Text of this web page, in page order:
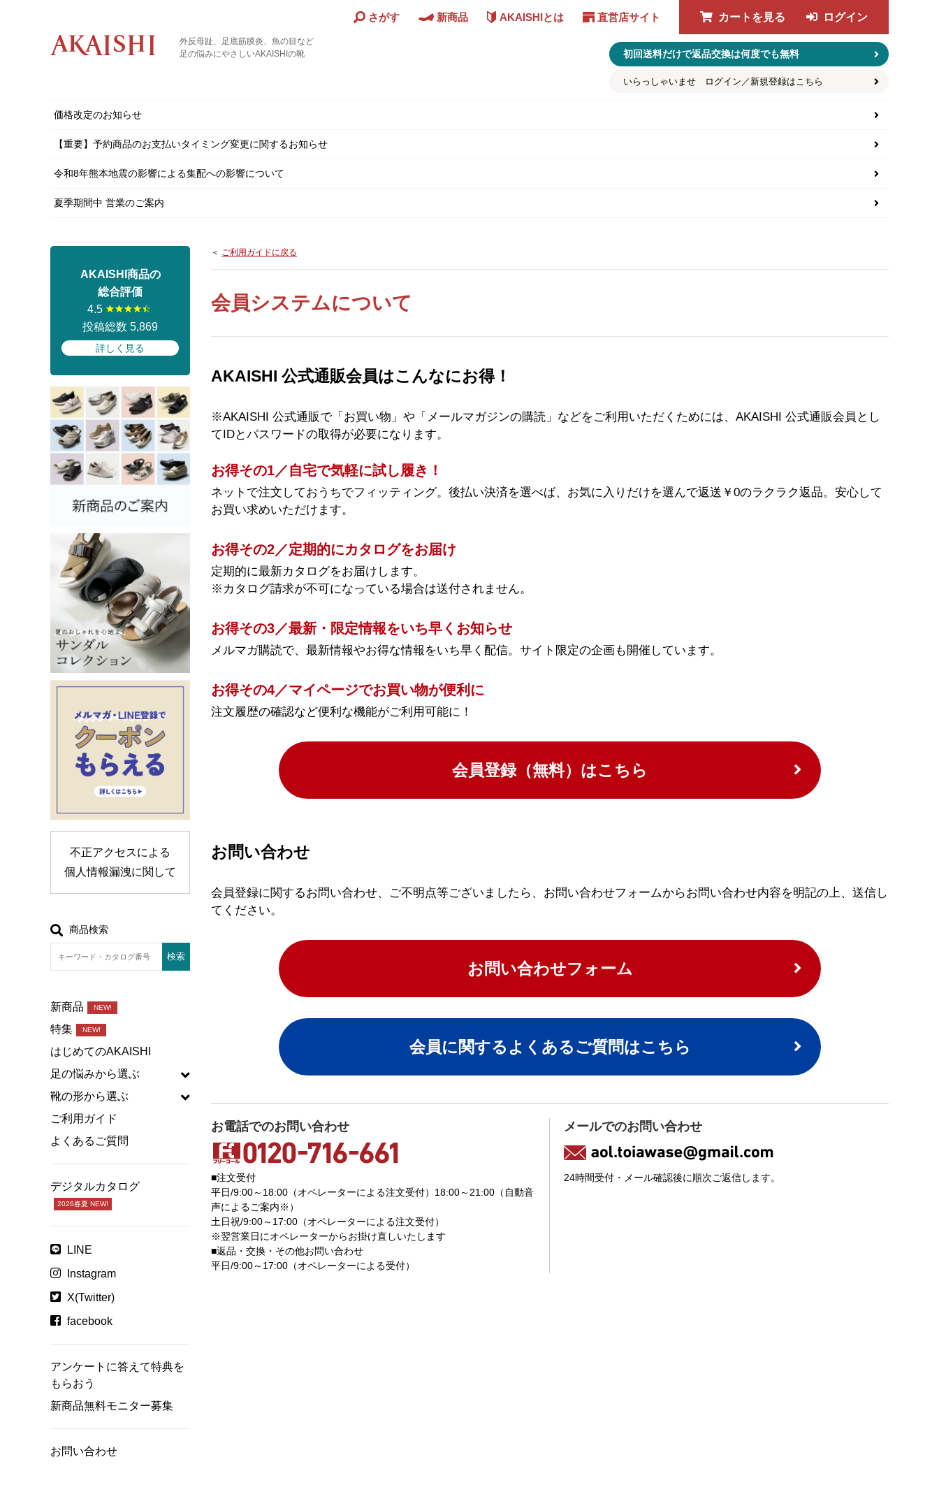
外反母趾、足底筋膜炎、魚の目など
足の悩みにやさしいAKAISHIの靴
さがす 新商品 AKAISHIとは 直営店サイト カートを見る ログイン
初回送料だけで返品交換は何度でも無料
いらっしゃいませ ログイン／新規登録はこちら
価格改定のお知らせ
【重要】予約商品のお支払いタイミング変更に関するお知らせ
令和8年熊本地震の影響による集配への影響について
夏季期間中 営業のご案内
AKAISHI商品の
総合評価
4.5
投稿総数 5,869
詳しく見る
不正アクセスによる
個人情報漏洩に関して
商品検索
新商品 NEW!
特集 NEW!
はじめてのAKAISHI
足の悩みから選ぶ
靴の形から選ぶ
ご利用ガイド
よくあるご質問
デジタルカタログ
2026春夏 NEW!
LINE
Instagram
X(Twitter)
facebook
アンケートに答えて特典を
もらおう
新商品無料モニター募集
お問い合わせ
＜ ご利用ガイドに戻る
会員システムについて
AKAISHI 公式通販会員はこんなにお得！
※AKAISHI 公式通販で「お買い物」や「メールマガジンの購読」などをご利用いただくためには、AKAISHI 公式通販会員とし
てIDとパスワードの取得が必要になります。
お得その1／自宅で気軽に試し履き！
ネットで注文しておうちでフィッティング。後払い決済を選べば、お気に入りだけを選んで返送￥0のラクラク返品。安心して
お買い求めいただけます。
お得その2／定期的にカタログをお届け
定期的に最新カタログをお届けします。
※カタログ請求が不可になっている場合は送付されません。
お得その3／最新・限定情報をいち早くお知らせ
メルマガ購読で、最新情報やお得な情報をいち早く配信。サイト限定の企画も開催しています。
お得その4／マイページでお買い物が便利に
注文履歴の確認など便利な機能がご利用可能に！
会員登録（無料）はこちら
お問い合わせ
会員登録に関するお問い合わせ、ご不明点等ございましたら、お問い合わせフォームからお問い合わせ内容を明記の上、送信し
てください。
お問い合わせフォーム
会員に関するよくあるご質問はこちら
お電話でのお問い合わせ
■注文受付
平日/9:00～18:00（オペレーターによる注文受付）18:00～21:00（自動音
声によるご案内※）
土日祝/9:00～17:00（オペレーターによる注文受付）
※翌営業日にオペレーターからお掛け直しいたします
■返品・交換・その他お問い合わせ
平日/9:00～17:00（オペレーターによる受付）
メールでのお問い合わせ
24時間受付・メール確認後に順次ご返信します。